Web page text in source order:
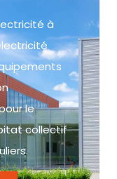
à
le
collectif